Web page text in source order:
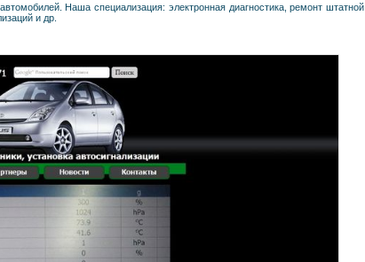
Наша специализация: электронная диагностика, ремонт штатной
и др.